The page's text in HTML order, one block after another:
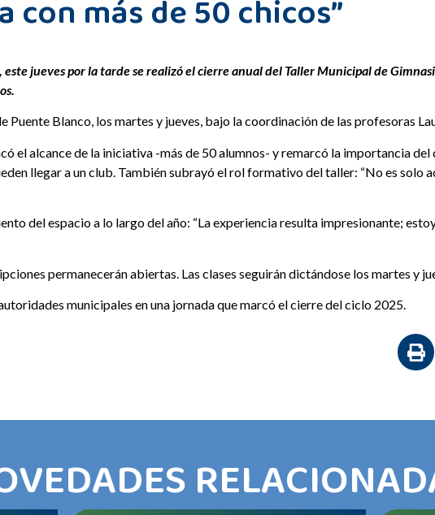
más de 50 chicos”
jueves por la tarde se realizó el cierre anual del Taller Municipal de
Puente Blanco, los martes y jueves, bajo la coordinación de las profesoras
el alcance de la iniciativa -más de 50 alumnos- y remarcó la importancia
llegar a un club. También subrayó el rol formativo del taller: “No es
del espacio a lo largo del año: “La experiencia resulta impresionante;
permanecerán abiertas. Las clases seguirán dictándose los martes y
municipales en una jornada que marcó el cierre del ciclo 2025.